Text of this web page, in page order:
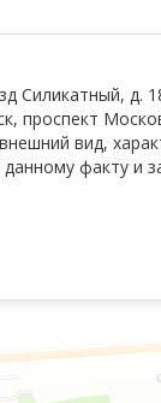
Силикатный, д.
проспект
вид,
факту